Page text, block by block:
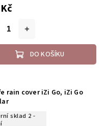
DO KOŠÍKU
rain cover iZi Go, iZi Go
sklad 2 -